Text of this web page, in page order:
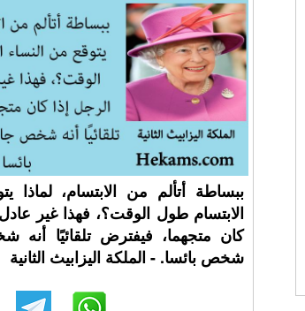
ببساطة أتألم من الابتسام، لماذا
الابتسام طول الوقت؟، فهذا غير
كان متجهما، فيفترض تلقائيًا
شخص بائسا. - الملكة اليزابيث الثانية